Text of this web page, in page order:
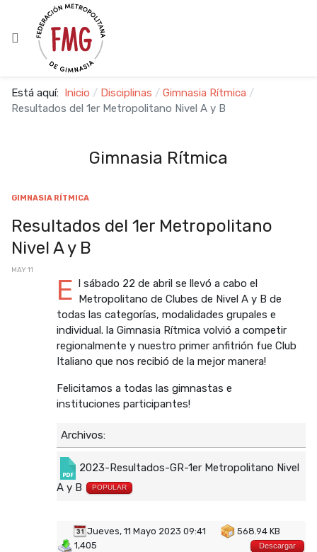
Está aquí: Inicio Disciplinas
Gimnasia Rítmica
Resultados del 1er Metropolitano Nivel A y B
Gimnasia Rítmica
GIMNASIA RÍTMICA
Resultados del 1er Metropolitano
Nivel A y B
MAY 11
E l sábado 22 de abril se llevó a cabo el
Metropolitano de Clubes de Nivel A y B de
todas las categorías, modalidades grupales e
individual. la Gimnasia Rítmica volvió a competir
regionalmente y nuestro primer anfitrión fue Club
Italiano que nos recibió de la mejor manera!
Felicitamos a todas las gimnastas e
instituciones participantes!
Archivos:
2023-Resultados-GR-1er Metropolitano Nivel
A y B
POPULAR
Jueves, 11 Mayo 2023 09:41
568.94 KB
1,405
Descargar